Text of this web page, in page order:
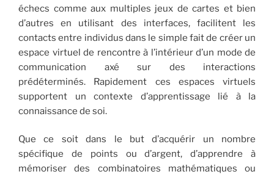
échecs comme aux multiples jeux de cartes et bien
d’autres en utilisant des interfaces, facilitent les
contacts entre individus dans le simple fait de créer un
espace virtuel de rencontre à l’intérieur d’un mode de
communication axé sur des interactions
prédéterminés. Rapidement ces espaces virtuels
supportent un contexte d’apprentissage lié à la
connaissance de soi.
Que ce soit dans le but d’acquérir un nombre
spécifique de points ou d’argent, d’apprendre à
mémoriser des combinatoires mathématiques ou